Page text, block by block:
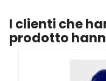
I clienti che
prodotto